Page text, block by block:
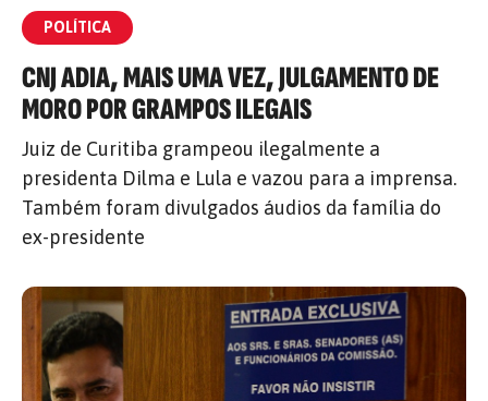
POLÍTICA
CNJ ADIA, MAIS UMA VEZ, JULGAMENTO DE
MORO POR GRAMPOS ILEGAIS
Juiz de Curitiba grampeou ilegalmente a
presidenta Dilma e Lula e vazou para a imprensa.
Também foram divulgados áudios da família do
ex-presidente